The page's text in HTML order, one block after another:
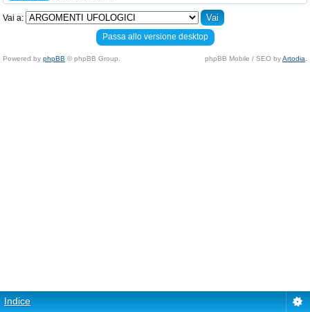
Vai a:
Passa allo versione desktop
Powered by phpBB © phpBB Group. phpBB Mobile / SEO byArtodia
Indice